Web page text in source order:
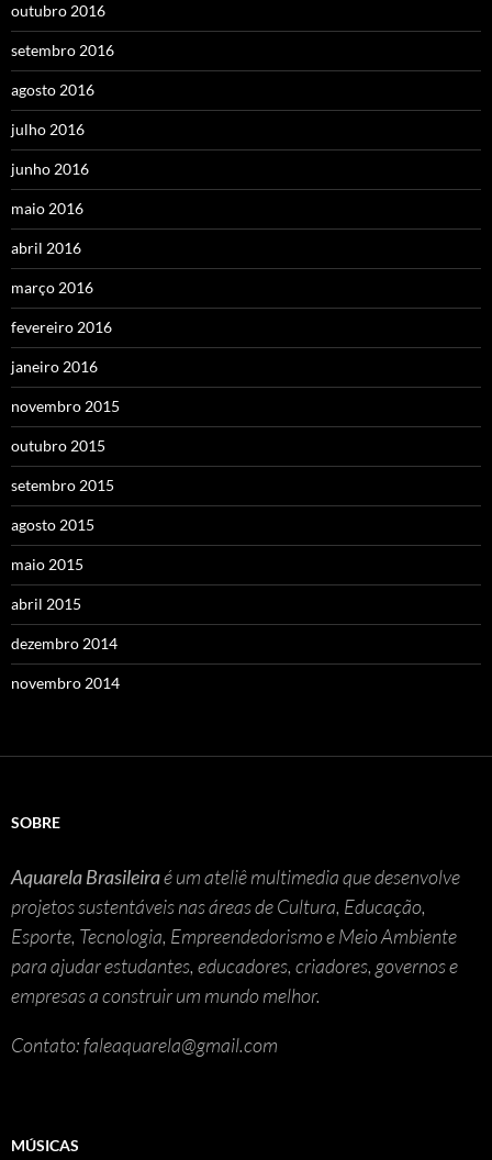
outubro 2016
setembro 2016
agosto 2016
julho 2016
junho 2016
maio 2016
abril 2016
março 2016
fevereiro 2016
janeiro 2016
novembro 2015
outubro 2015
setembro 2015
agosto 2015
maio 2015
abril 2015
dezembro 2014
novembro 2014
SOBRE
Aquarela Brasileiraé um ateliê multimedia que desenvolve
projetos sustentáveis nas áreas de Cultura, Educação,
Esporte, Tecnologia, Empreendedorismo e Meio Ambiente
para ajudar estudantes, educadores, criadores, governos e
empresas a construir um mundo melhor.
Contato: faleaquarela@gmail.com
MÚSICAS